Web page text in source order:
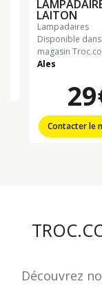
LAITON
lampadaires
Disponible
magasin
Ales
Contacter le
Découvrez